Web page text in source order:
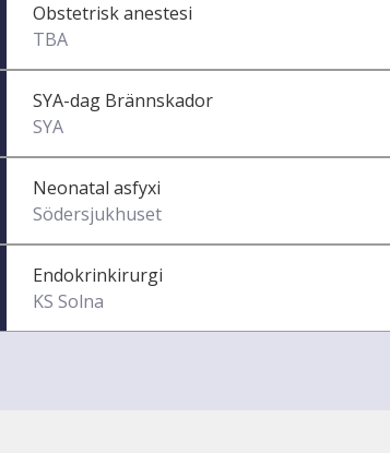
Obstetrisk anestesi
TBA
SYA-dag Brännskador
SYA
Neonatal asfyxi
Södersjukhuset
Endokrinkirurgi
KS Solna